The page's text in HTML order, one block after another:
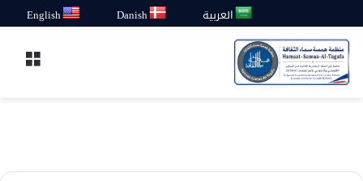
العربية Danish
English